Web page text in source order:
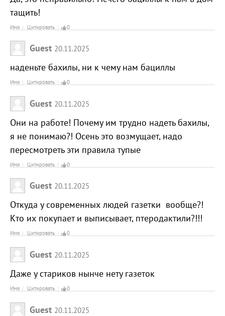
тащить!
Имя Цитировать 0
Guest 20.11.2025
наденьте бахилы, ни к чему нам бациллы
Имя Цитировать 0
Guest 20.11.2025
Они на работе! Почему им трудно надеть бахилы,
я не понимаю?! Осень это возмущает, надо
пересмотреть эти правила тупые
Имя Цитировать 0
Guest 20.11.2025
Откуда у современных людей газетки вообще?!
Кто их покупает и выписывает, птеродактили?!!!
Имя Цитировать 0
Guest 20.11.2025
Даже у стариков нынче нету газеток
Имя Цитировать 0
Guest 20.11.2025